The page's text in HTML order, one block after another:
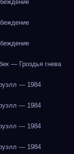
— Гроздья гнева
— 1984
— 1984
— 1984
— 1984